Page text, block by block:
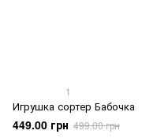
1
Игрушка сортер Бабочка
449.00 грн 499.00 грн